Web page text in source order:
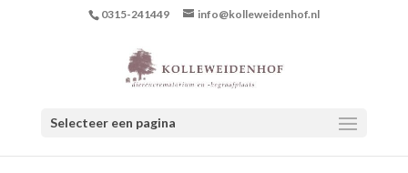
0315-241449 info@kolleweidenhof.nl
Selecteer een pagina